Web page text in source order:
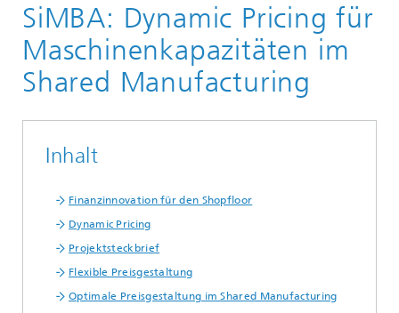
Projekte
SiMBA: Dynamic Pricing für
Maschinenkapazitäten im
Shared Manufacturing
Inhalt
Finanzinnovation für den Shopfloor
Dynamic Pricing
Projektsteckbrief
Flexible Preisgestaltung
Optimale Preisgestaltung im Shared Manufacturing